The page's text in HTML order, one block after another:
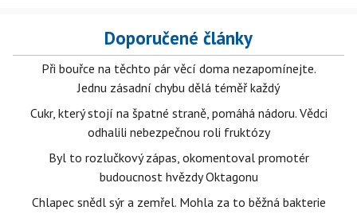
Doporučené články
Při bouřce na těchto pár věcí doma nezapomínejte.
Jednu zásadní chybu dělá téměř každý
Cukr, který stojí na špatné straně, pomáhá nádoru. Vědci
odhalili nebezpečnou roli fruktózy
Byl to rozlučkový zápas, okomentoval promotér
budoucnost hvězdy Oktagonu
Chlapec snědl sýr a zemřel. Mohla za to běžná bakterie